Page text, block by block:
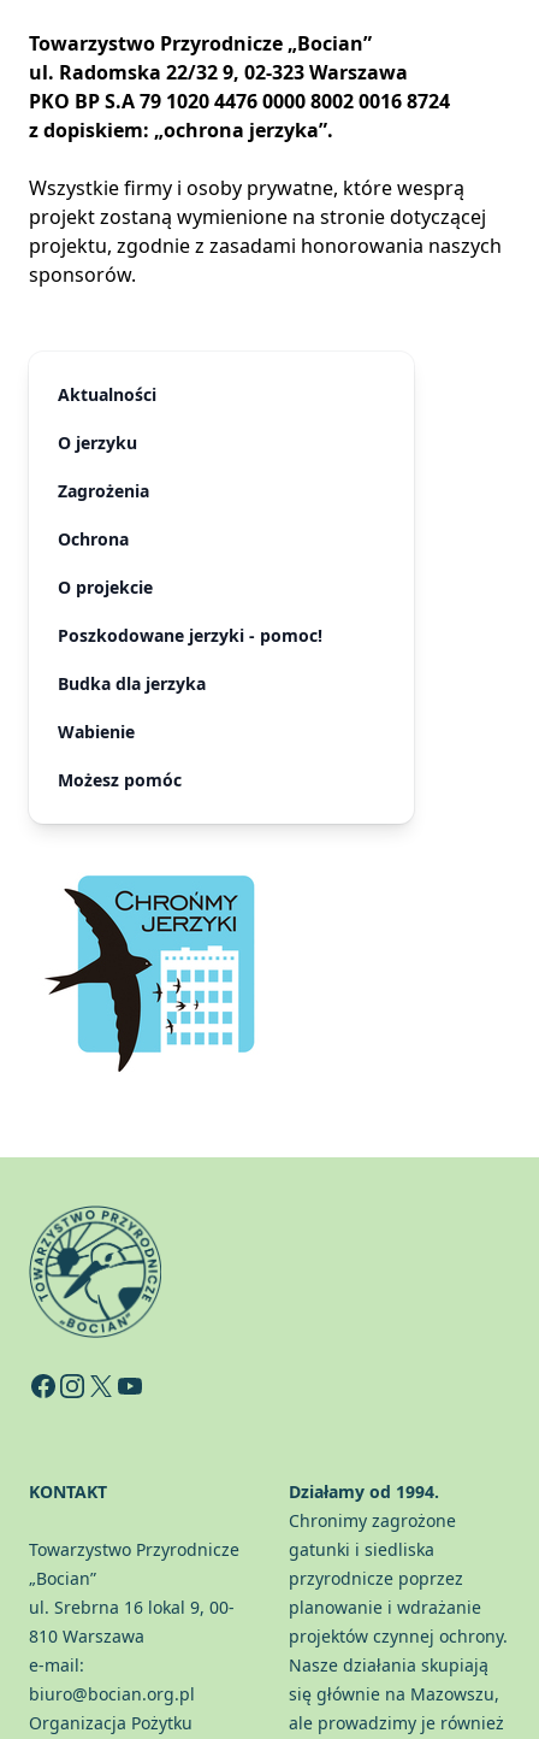
Towarzystwo Przyrodnicze „Bocian”
ul. Radomska 22/32 9, 02-323 Warszawa
PKO BP S.A 79 1020 4476 0000 8002 0016 8724
z dopiskiem: „ochrona jerzyka”.
Wszystkie firmy i osoby prywatne, które wesprą
projekt zostaną wymienione na stronie dotyczącej
projektu, zgodnie z zasadami honorowania naszych
sponsorów.
Aktualności
O jerzyku
Zagrożenia
Ochrona
O projekcie
Poszkodowane jerzyki - pomoc!
Budka dla jerzyka
Wabienie
Możesz pomóc
Facebook
Instagram
X YouTube
KONTAKT
Towarzystwo Przyrodnicze
„Bocian”
ul. Srebrna 16 lokal 9, 00-
810 Warszawa
e-mail:
biuro@bocian.org.pl
Organizacja Pożytku
Działamy od 1994.
Chronimy zagrożone
gatunki i siedliska
przyrodnicze poprzez
planowanie i wdrażanie
projektów czynnej ochrony.
Nasze działania skupiają
się głównie na Mazowszu,
ale prowadzimy je również